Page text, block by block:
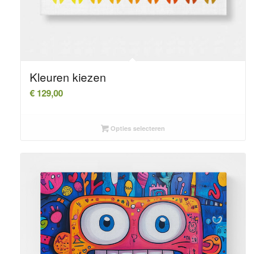
Kleuren kiezen
€129,00
Opties selecteren